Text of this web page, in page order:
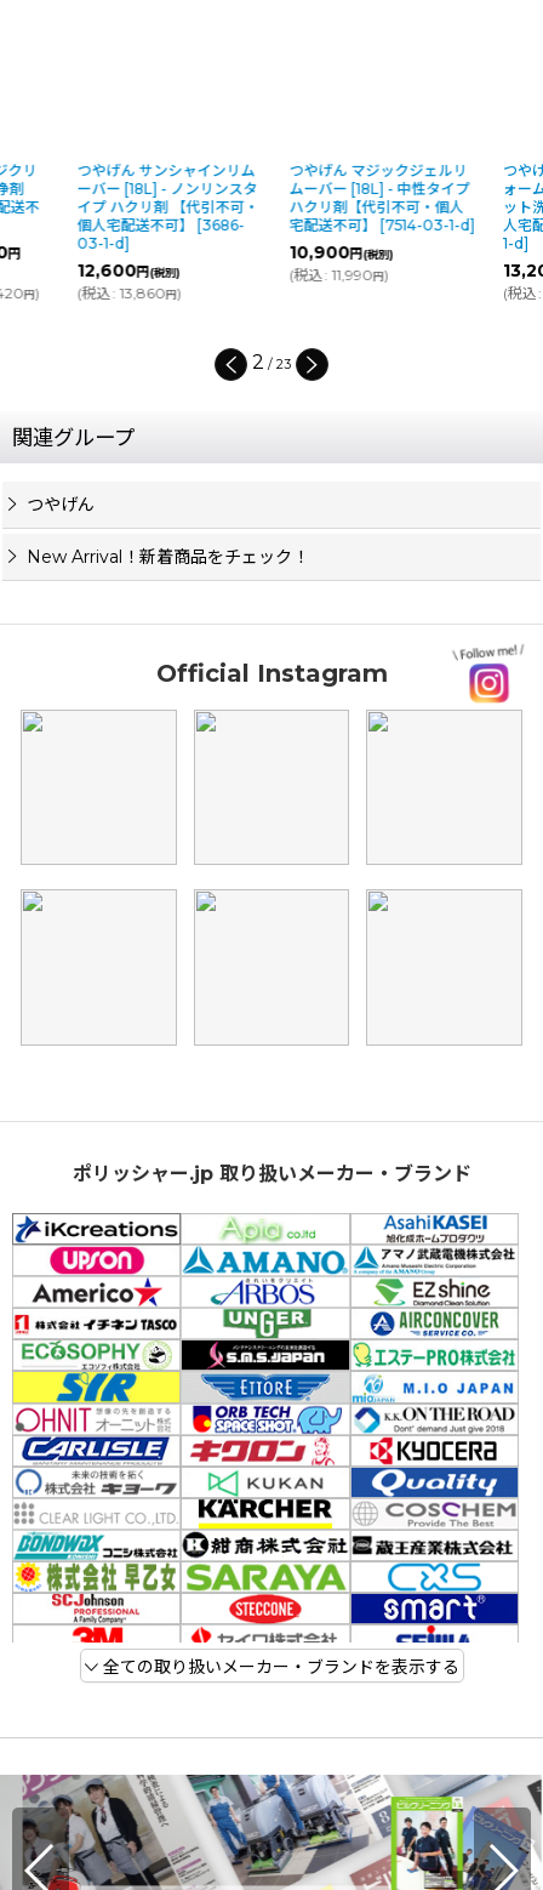
つやげん サンシャインリム
ーバー [18L] - ノンリンスタ
イプ ハクリ剤 【代引不可・
個人宅配送不可】 [3686-
12,600円(税別)
(税込 13,860円 )
つやげん マジックジェルリ
ムーバー [18L] - 中性タイプ
ハクリ剤【代引不可・個人
宅配送不可】 [7514-03-1-d]
10,900円(税別)
11,990円)
つやげん
ォーム [18L] -
ット洗浄剤 【
人宅配送不可
円(税
14,520円
2 / 23
関連グループ
つやげん
New Arrival！新着商品をチェック！
Official Instagram
ポリッシャー.jp 取り扱いメーカー・ブランド
全ての取り扱いメーカー・ブランドを表示する